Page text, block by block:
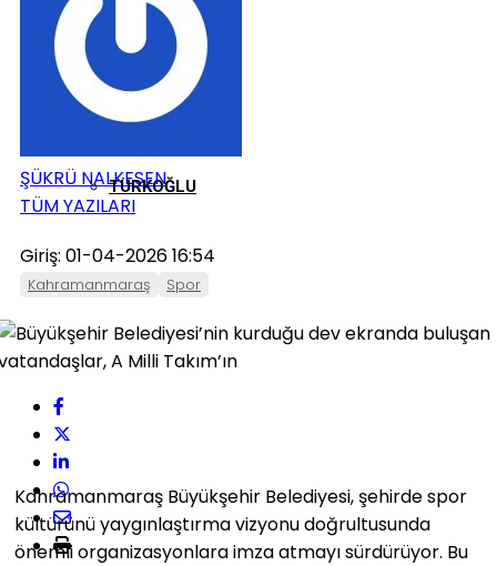
ONIKIŞUBAT
PAZARCIK
TÜRKOĞLU
ŞÜKRÜ NALKESEN
TÜM YAZILARI
Giriş: 01-04-2026 16:54
Kahramanmaraş Spor
Kahramanmaraş Büyükşehir Belediyesi, şehirde spor
kültürünü yaygınlaştırma vizyonu doğrultusunda
önemli organizasyonlara imza atmayı sürdürüyor. Bu